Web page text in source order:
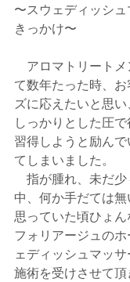
〜スウェディッシ
きっかけ〜
アロマトリートメ
て数年たった時、
ズに応えたいと思い
しっかりとした圧
習得しようと励ん
てしまいました。
指が腫れ、未だ少
中、何か手だては
思っていた頃ひょん
フォリアージュの
ェディッシュマッサ
施術を受けさせて